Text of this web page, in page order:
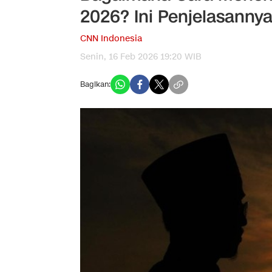
2026? Ini Penjelasannya
CNN Indonesia
Senin, 16 Feb 2026 19:20 WIB
Bagikan: